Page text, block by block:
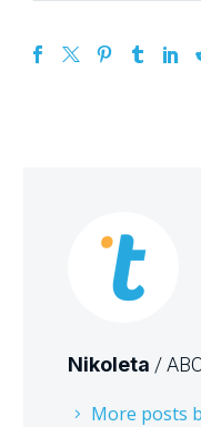
Nikoleta /
More posts